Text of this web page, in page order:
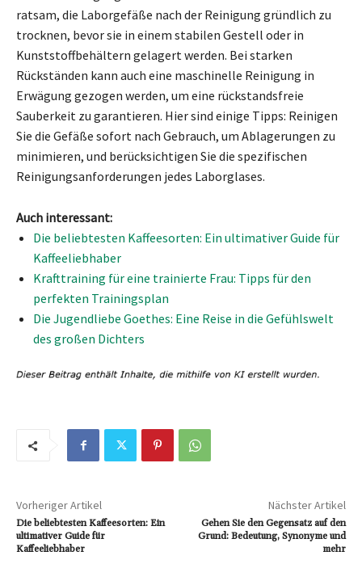
ratsam, die Laborgefäße nach der Reinigung gründlich zu
trocknen, bevor sie in einem stabilen Gestell oder in
Kunststoffbehältern gelagert werden. Bei starken
Rückständen kann auch eine maschinelle Reinigung in
Erwägung gezogen werden, um eine rückstandsfreie
Sauberkeit zu garantieren. Hier sind einige Tipps: Reinigen
Sie die Gefäße sofort nach Gebrauch, um Ablagerungen zu
minimieren, und berücksichtigen Sie die spezifischen
Reinigungsanforderungen jedes Laborglases.
Auch interessant:
Die beliebtesten Kaffeesorten: Ein ultimativer Guide für
Kaffeeliebhaber
Krafttraining für eine trainierte Frau: Tipps für den
perfekten Trainingsplan
Die Jugendliebe Goethes: Eine Reise in die Gefühlswelt
des großen Dichters
Vorheriger Artikel
Die beliebtesten Kaffeesorten: Ein
ultimativer Guide für
Kaffeeliebhaber
Nächster Artikel
Gehen Sie den Gegensatz auf den
Grund: Bedeutung, Synonyme und
mehr